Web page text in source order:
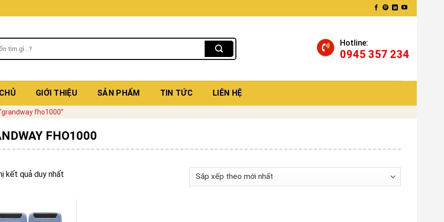
Hotline:
0945 357 234
GIỚI THIỆU SẢN PHẨM TIN TỨC LIÊN HỆ
fho1000”
FHO1000
kết quả duy nhất